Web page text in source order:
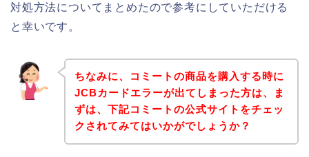
対処方法についてまとめたので参考にしていただける
と幸いです。
ちなみに、コミートの商品を購入する時に
JCBカードエラーが出てしまった方は、ま
ずは、下記コミートの公式サイトをチェッ
クされてみてはいかがでしょうか？